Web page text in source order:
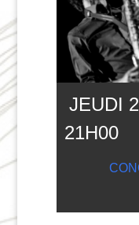
JEUDI
21H00